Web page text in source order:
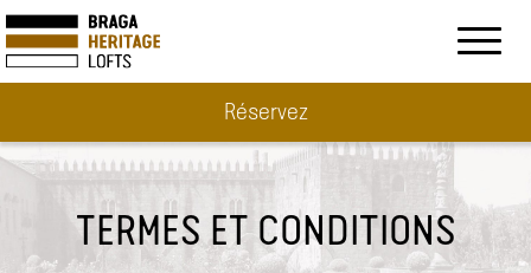
Réservez
TERMES ET CONDITIONS